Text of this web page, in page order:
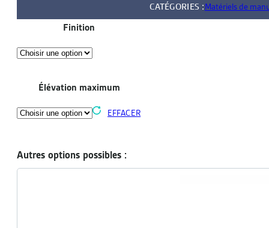
CATÉGORIES :Matériels de
Finition
Élévation maximum
EFFACER
Autres options possibles :